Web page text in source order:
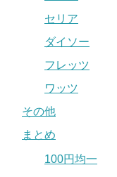
セリア
ダイソー
フレッツ
ワッツ
その他
まとめ
100円均一